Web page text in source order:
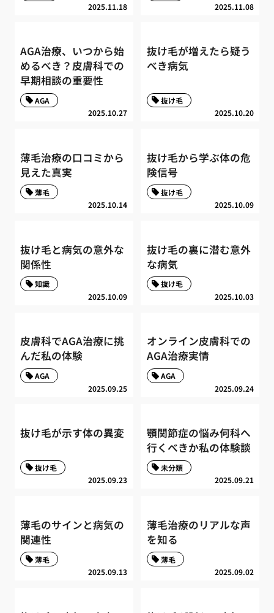
2025.11.18 2025.11.08
AGA治療、いつから始
めるべき？皮膚科での
早期相談の重要性
2025.10.27
AGA
抜け毛が増えたら疑う
べき病気
2025.10.20
抜け毛
薄毛治療の口コミから
見えた真実
2025.10.14
薄毛
抜け毛から学ぶ体の危
険信号
2025.10.09
抜け毛
抜け毛と病気の意外な
関係性
2025.10.09
知識
抜け毛の裏に潜む意外
な病気
2025.10.03
抜け毛
皮膚科でAGA治療に挑
んだ私の体験
2025.09.25
AGA
オンライン皮膚科での
AGA治療実情
2025.09.24
AGA
抜け毛が示す体の異変
2025.09.23
抜け毛
顎関節症の悩み何科へ
行くべきか私の体験談
2025.09.21
未分類
薄毛のサインと病気の
関連性
2025.09.13
薄毛
薄毛治療のリアルな声
を知る
2025.09.02
薄毛